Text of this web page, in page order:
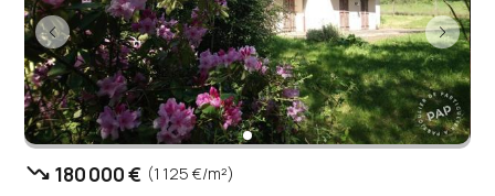
trending_down 180 000 € (1 125 €/m²)